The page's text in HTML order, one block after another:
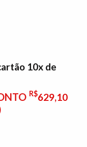
10x de
R$629,10